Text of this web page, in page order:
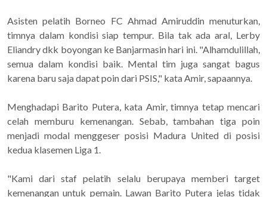
Asisten pelatih Borneo FC Ahmad Amiruddin menuturkan,
timnya dalam kondisi siap tempur. Bila tak ada aral, Lerby
Eliandry dkk boyongan ke Banjarmasin hari ini. "Alhamdulillah,
semua dalam kondisi baik. Mental tim juga sangat bagus
karena baru saja dapat poin dari PSIS," kata Amir, sapaannya.
Menghadapi Barito Putera, kata Amir, timnya tetap mencari
celah memburu kemenangan. Sebab, tambahan tiga poin
menjadi modal menggeser posisi Madura United di posisi
kedua klasemen Liga 1.
"Kami dari staf pelatih selalu berupaya memberi target
kemenangan untuk pemain. Lawan Barito Putera jelas tidak